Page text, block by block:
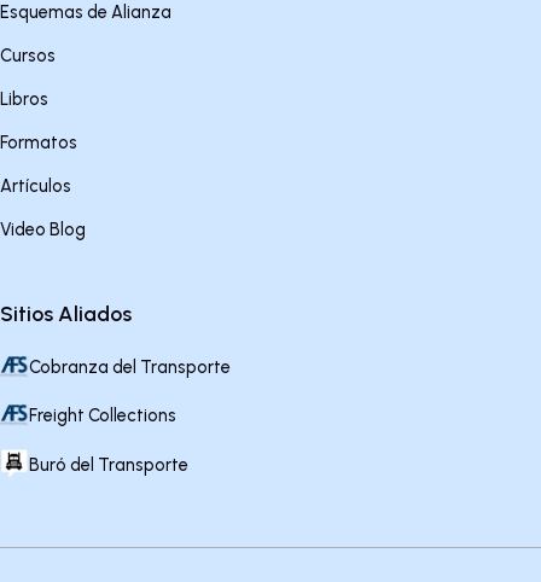
Esquemas de Alianza
Cursos
Libros
Formatos
Artículos
Video Blog
Sitios Aliados
Cobranza del Transporte
Freight Collections
Buró del Transporte